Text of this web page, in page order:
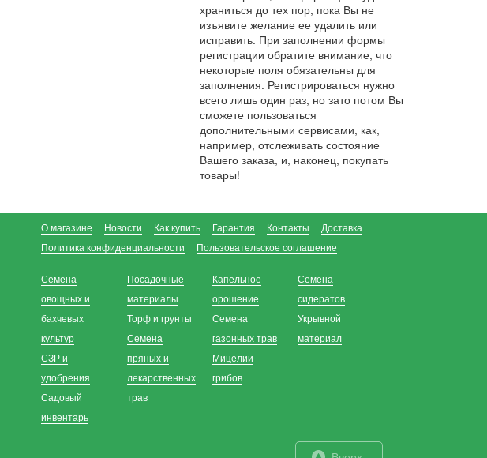
храниться до тех пор, пока Вы не
изъявите желание ее удалить или
исправить. При заполнении формы
регистрации обратите внимание, что
некоторые поля обязательны для
заполнения. Регистрироваться нужно
всего лишь один раз, но зато потом Вы
сможете пользоваться
дополнительными сервисами, как,
например, отслеживать состояние
Вашего заказа, и, наконец, покупать
товары!
О магазине Новости Как купить Гарантия Контакты
Доставка
Политика конфиденциальности
Пользовательское соглашение
Семена
овощных и
бахчевых
культур
СЗР и
удобрения
Садовый
инвентарь
Посадочные
материалы
Торф и грунты
Семена
пряных и
лекарственных
трав
Капельное
орошение
Семена
газонных трав
Мицелии
грибов
Семена
сидератов
Укрывной
материал